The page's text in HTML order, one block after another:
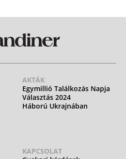
AKTÁK
Egymillió Találkozás Napja
Választás 2024
Háború Ukrajnában
KAPCSOLAT